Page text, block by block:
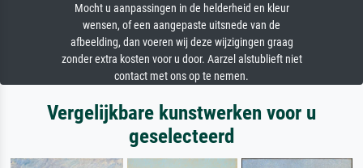
Mocht u aanpassingen in de helderheid en kleur
wensen, of een aangepaste uitsnede van de
afbeelding, dan voeren wij deze wijzigingen graag
zonder extra kosten voor u door. Aarzel alstublieft niet
contact met ons op te nemen.
Vergelijkbare kunstwerken voor u
geselecteerd